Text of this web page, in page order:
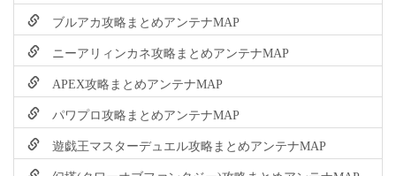
ブルアカ攻略まとめアンテナMAP
ニーアリィンカネ攻略まとめアンテナMAP
APEX攻略まとめアンテナMAP
パワプロ攻略まとめアンテナMAP
遊戯王マスターデュエル攻略まとめアンテナMAP